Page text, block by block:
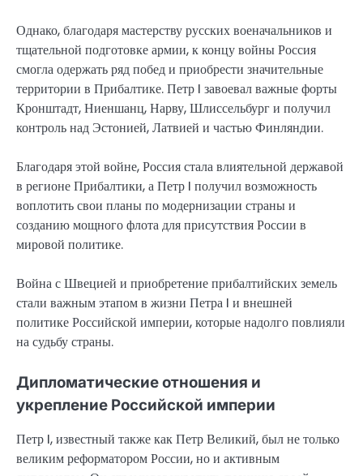
Однако, благодаря мастерству русских военачальников и
тщательной подготовке армии, к концу войны Россия
смогла одержать ряд побед и приобрести значительные
территории в Прибалтике. Петр I завоевал важные форты
Кронштадт, Ниеншанц, Нарву, Шлиссельбург и получил
контроль над Эстонией, Латвией и частью Финляндии.
Благодаря этой войне, Россия стала влиятельной державой
в регионе Прибалтики, а Петр I получил возможность
воплотить свои планы по модернизации страны и
созданию мощного флота для присутствия России в
мировой политике.
Война с Швецией и приобретение прибалтийских земель
стали важным этапом в жизни Петра I и внешней
политике Российской империи, которые надолго повлияли
на судьбу страны.
Дипломатические отношения и
укрепление Российской империи
Петр I, известный также как Петр Великий, был не только
великим реформатором России, но и активным